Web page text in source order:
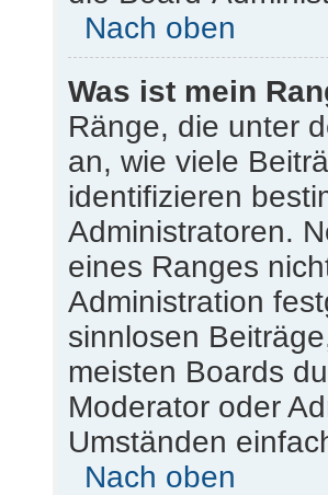
Nach oben
Was ist mein
Ränge, die unter
an, wie viele
identifizieren
Administratoren.
eines Ranges
Administration
sinnlosen
meisten Boards
Moderator oder
Umständen
Nach oben